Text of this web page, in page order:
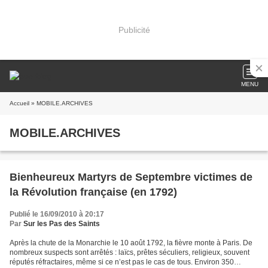
Publicité
MENU
Accueil » MOBILE.ARCHIVES
MOBILE.ARCHIVES
Bienheureux Martyrs de Septembre victimes de
la Révolution française (en 1792)
Publié le 16/09/2010 à 20:17
Par Sur les Pas des Saints
Après la chute de la Monarchie le 10 août 1792, la fièvre monte à Paris. De
nombreux suspects sont arrêtés : laïcs, prêtes séculiers, religieux, souvent
réputés réfractaires, même si ce n’est pas le cas de tous. Environ 350